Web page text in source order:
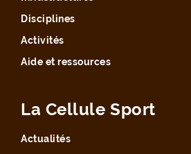
Disciplines
Activités
Aide et ressources
La Cellule Sport
Actualités